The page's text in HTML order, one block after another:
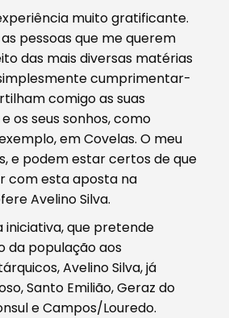
muito gratificante.
pessoas que me querem
das mais diversas matérias
cumprimentar-
comigo as suas
os seus sonhos, como
em Covelas. O meu
e podem estar certos de que
com esta aposta na
Avelino Silva.
iniciativa, que pretende
da população aos
Avelino Silva, já
Santo Emilião, Geraz do
e Campos/Louredo.